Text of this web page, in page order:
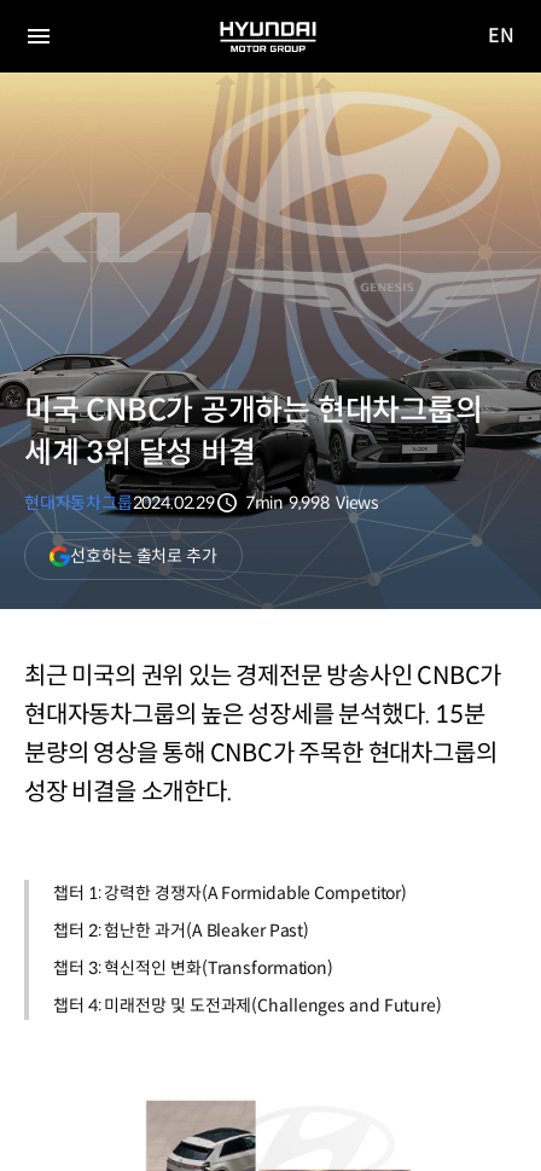
전체
HYUNDAI
MOTOR
GROUP
EN
미국 CNBC가 공개하는 현대차그룹의
세계 3위 달성 비결
현대자동차그룹2024.02.29
분량
7min 9,998 Views
선호하는 출처로 추가(새
창
열림)
최근 미국의 권위 있는 경제전문 방송사인 CNBC가
현대자동차그룹의 높은 성장세를 분석했다. 15분
분량의 영상을 통해 CNBC가 주목한 현대차그룹의
성장 비결을 소개한다.
챕터 1: 강력한 경쟁자(A Formidable Competitor)
챕터 2: 험난한 과거(A Bleaker Past)
챕터 3: 혁신적인 변화(Transformation)
챕터 4: 미래전망 및 도전과제(Challenges and Future)